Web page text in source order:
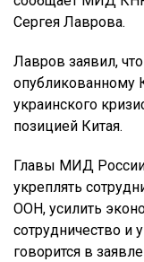
Сергея Лаврова.
Лавров заявил,
опубликованному
украинского
позицией Китая.
Главы МИД
укреплять
ООН, усилить
сотрудничество и
говорится в